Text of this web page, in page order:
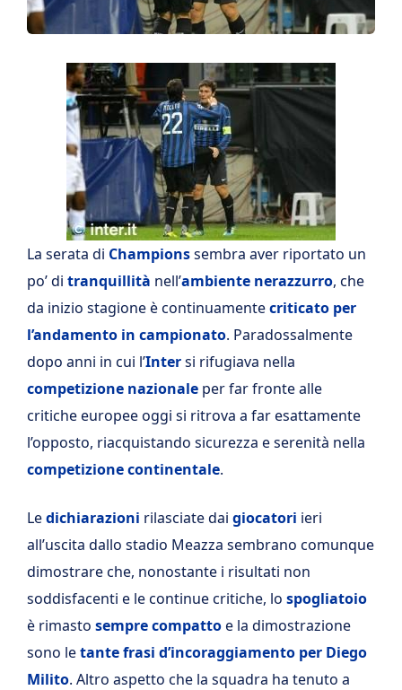
La serata di Championssembra aver riportato un
po’ di tranquillità nell’ambiente nerazzurro, che
da inizio stagione è continuamentecriticato per
l’andamento in campionato. Paradossalmente
dopo anni in cui l’Intersi rifugiava nella
competizione nazionale per far fronte alle
critiche europee oggi si ritrova a far esattamente
l’opposto, riacquistando sicurezza e serenità nella
competizione continentale.
Ledichiarazioni rilasciate dai giocatori ieri
all’uscita dallo stadio Meazza sembrano comunque
dimostrare che, nonostante i risultati non
soddisfacenti e le continue critiche, lo spogliatoio
è rimasto sempre compattoe la dimostrazione
sono letante frasi d’incoraggiamento per Diego
Milito. Altro aspetto che la squadra ha tenuto a